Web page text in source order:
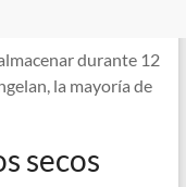
durante 12
la mayoría de
secos